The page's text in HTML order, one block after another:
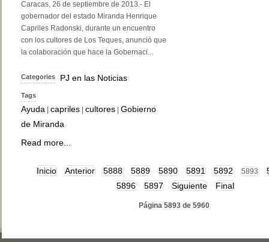
Caracas, 26 de septiembre de 2013.- El
gobernador del estado Miranda Henrique
Capriles Radonski, durante un encuentro
con los cultores de Los Teques, anunció que
la colaboración que hace la Gobernaci...
Categories PJ en las Noticias
Tags
Ayuda capriles cultores Gobierno
de Miranda
Read more...
Inicio Anterior 5888 5889 5890 5891 5892 5893
5896
5897 Siguiente Final
Página 5893 de 5960